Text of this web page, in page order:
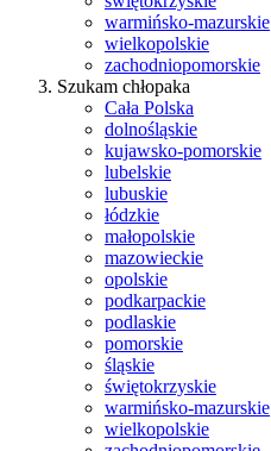
warmińsko-mazurskie
wielkopolskie
zachodniopomorskie
Szukam chłopaka
Cała Polska
dolnośląskie
kujawsko-pomorskie
lubelskie
lubuskie
łódzkie
małopolskie
mazowieckie
opolskie
podkarpackie
podlaskie
pomorskie
śląskie
świętokrzyskie
warmińsko-mazurskie
wielkopolskie